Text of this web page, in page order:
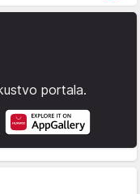
portala.